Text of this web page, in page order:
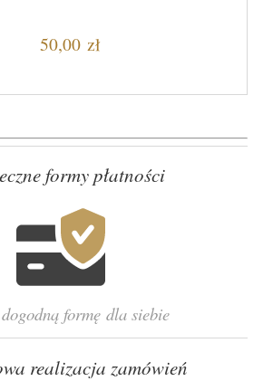
50,00 zł
formy płatności
formę dla siebie
realizacja zamówień